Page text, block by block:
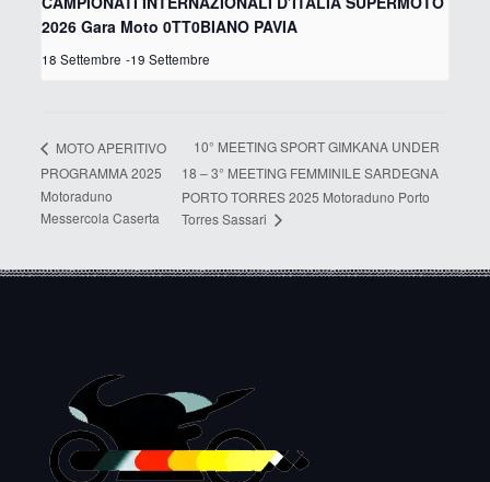
2026 Gara Moto 0TT0BIANO PAVIA
18 Settembre -19 Settembre
MOTO APERITIVO
PROGRAMMA 2025
Motoraduno
Messercola Caserta
10° MEETING SPORT GIMKANA UNDER
18 – 3° MEETING FEMMINILE SARDEGNA
PORTO TORRES 2025 Motoraduno Porto
Torres Sassari